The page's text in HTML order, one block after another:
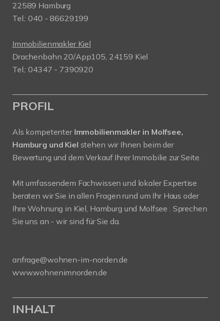
22589 Hamburg
Tel.: 040 - 86629199
Immobilienmakler Kiel
Drachenbahn 20/App105, 24159 Kiel
Tel.: 04347 - 7390920
PROFIL
Als kompetenter Immobilienmakler in Molfsee,
Hamburg und Kiel stehen wir Ihnen beim der
Bewertung und dem Verkauf Ihrer Immobilie zur Seite.
Mit umfassendem Fachwissen und lokaler Expertise
beraten wir Sie in allen Fragen rund um Ihr Haus oder
Ihre Wohnung in Kiel, Hamburg und Molfsee . Sprechen
Sie uns an - wir sind für Sie da.
anfrage@wohnen-im-norden.de
www.wohnenimnorden.de
INHALT